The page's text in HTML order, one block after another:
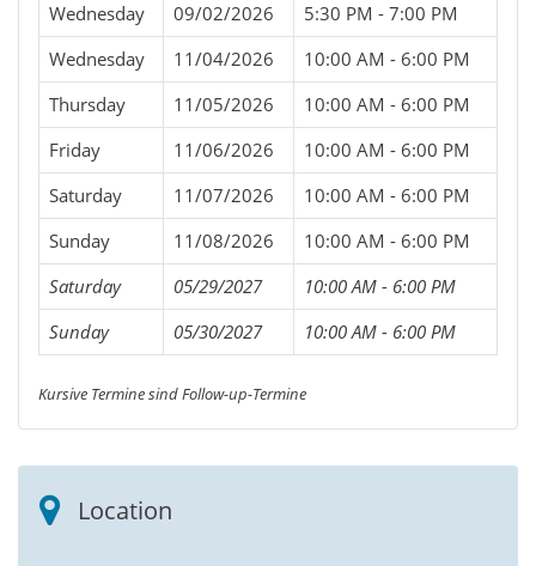
Wednesday
09/02/2026
5:30 PM - 7:00 PM
Wednesday
11/04/2026
10:00 AM - 6:00 PM
Thursday
11/05/2026
10:00 AM - 6:00 PM
Friday
11/06/2026
10:00 AM - 6:00 PM
Saturday
11/07/2026
10:00 AM - 6:00 PM
Sunday
11/08/2026
10:00 AM - 6:00 PM
Saturday
05/29/2027
10:00 AM - 6:00 PM
Sunday
05/30/2027 10:00 AM - 6:00 PM
Kursive Termine sind Follow-up-Termine
Location